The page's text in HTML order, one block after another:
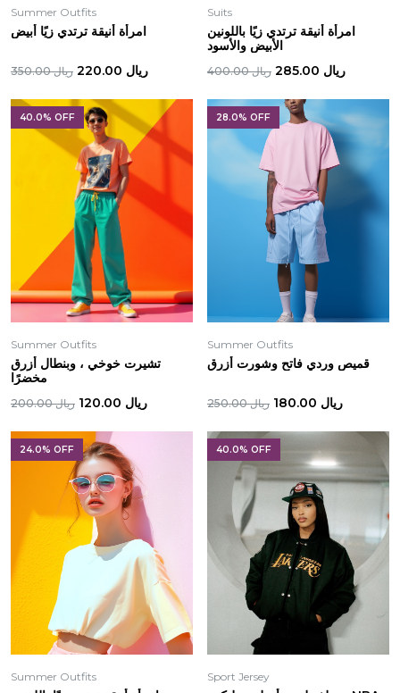
Summer Outfits
امرأة أنيقة ترتدي زيًا أبيض
ريال 220.00 ريال 350.00
Suits
امرأة أنيقة ترتدي زيًا باللونين
الأبيض والأسود
ريال 285.00
ريال 400.00
40.0% OFF
Summer Outfits
تشيرت خوخي ، وبنطال أزرق
مخضرًا
ريال 120.00
ريال 200.00
28.0% OFF
Summer Outfits
قميص وردي فاتح وشورت أزرق
ريال 180.00 ريال 250.00
24.0% OFF
Summer Outfits
40.0% OFF
Sport Jersey